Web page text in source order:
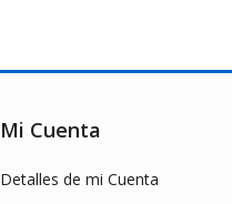
Mi Cuenta
Detalles de mi Cuenta